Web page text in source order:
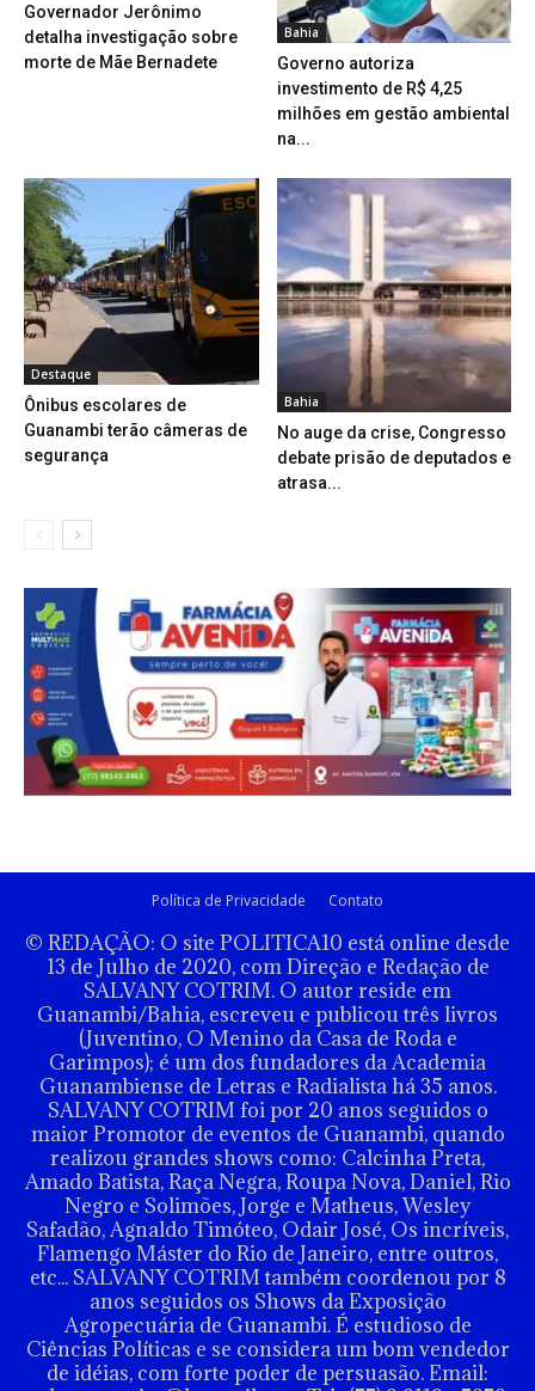
Governador Jerônimo
detalha investigação sobre
morte de Mãe Bernadete
Bahia
Governo autoriza
investimento de R$ 4,25
milhões em gestão ambiental
na...
Destaque
Ônibus escolares de
Guanambi terão câmeras de
segurança
Bahia
No auge da crise, Congresso
debate prisão de deputados e
atrasa...
Política de Privacidade Contato
© REDAÇÃO: O site POLITICA10 está online desde
13 de Julho de 2020, com Direção e Redação de
SALVANY COTRIM. O autor reside em
Guanambi/Bahia, escreveu e publicou três livros
(Juventino, O Menino da Casa de Roda e
Garimpos); é um dos fundadores da Academia
Guanambiense de Letras e Radialista há 35 anos.
SALVANY COTRIM foi por 20 anos seguidos o
maior Promotor de eventos de Guanambi, quando
realizou grandes shows como: Calcinha Preta,
Amado Batista, Raça Negra, Roupa Nova, Daniel, Rio
Negro e Solimões, Jorge e Matheus, Wesley
Safadão, Agnaldo Timóteo, Odair José, Os incríveis,
Flamengo Máster do Rio de Janeiro, entre outros,
etc... SALVANY COTRIM também coordenou por 8
anos seguidos os Shows da Exposição
Agropecuária de Guanambi. É estudioso de
Ciências Políticas e se considera um bom vendedor
de idéias, com forte poder de persuasão. Email: